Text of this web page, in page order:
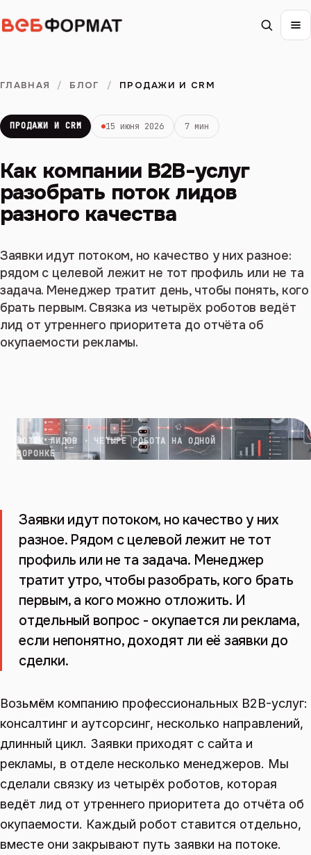
ГЛАВНАЯ / БЛОГ / ПРОДАЖИ И CRM
ПРОДАЖИ И CRM 15 июня 2026 7 мин
Как компании B2B-услуг
разобрать поток лидов
разного качества
Заявки идут потоком, но качество у них разное:
рядом с целевой лежит не тот профиль или не та
задача. Менеджер тратит день, чтобы понять, кого
брать первым. Связка из четырёх роботов ведёт
лид от утреннего приоритета до отчёта об
окупаемости рекламы.
ПОТОК ЛИДОВ · ЧЕТЫРЕ РОБОТА НА ОДНОЙ
ВОРОНКЕ
Заявки идут потоком, но качество у них
разное. Рядом с целевой лежит не тот
профиль или не та задача. Менеджер
тратит утро, чтобы разобрать, кого брать
первым, а кого можно отложить. И
отдельный вопрос - окупается ли реклама,
если непонятно, доходят ли её заявки до
сделки.
Возьмём компанию профессиональных B2B-услуг:
консалтинг и аутсорсинг, несколько направлений,
длинный цикл. Заявки приходят с сайта и
рекламы, в отделе несколько менеджеров. Мы
сделали связку из четырёх роботов, которая
ведёт лид от утреннего приоритета до отчёта об
окупаемости. Каждый робот ставится отдельно,
вместе они закрывают путь заявки на потоке.